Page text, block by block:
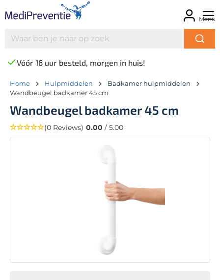
Menu
Vóór 16 uur besteld, morgen in huis!
Home Hulpmiddelen
Badkamer hulpmiddelen
Wandbeugel badkamer 45 cm
Wandbeugel badkamer 45 cm
(0 Reviews) 0.00 / 5.00